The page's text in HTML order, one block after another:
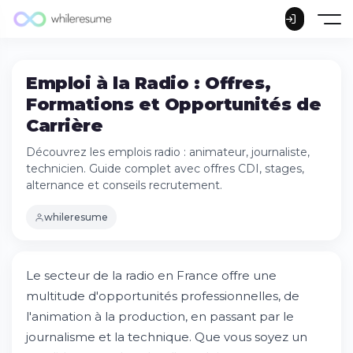
Emploi à la Radio : Offres,
Formations et Opportunités de
Carrière
Découvrez les emplois radio : animateur, journaliste,
technicien. Guide complet avec offres CDI, stages,
alternance et conseils recrutement.
whileresume
Le secteur de la radio en France offre une
multitude d'opportunités professionnelles, de
l'animation à la production, en passant par le
journalisme et la technique. Que vous soyez un